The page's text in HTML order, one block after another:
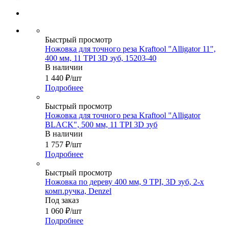
Быстрый просмотр
Ножовка для точного реза Kraftool "Alligator 11",
400 мм, 11 TPI 3D зуб, 15203-40
В наличии
1 440 ₽/шт
Подробнее
Быстрый просмотр
Ножовка для точного реза Kraftool "Alligator
BLACK", 500 мм, 11 TPI 3D зуб
В наличии
1 757 ₽/шт
Подробнее
Быстрый просмотр
Ножовка по дереву 400 мм, 9 TPI, 3D зуб, 2-х
комп.ручка, Denzel
Под заказ
1 060 ₽/шт
Подробнее